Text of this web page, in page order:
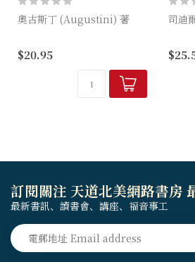
奧古斯丁 (Augustini) 著
教世界的文豪，在他近百種著
述中，以<懺悔錄>最為著名，
傳誦最廣。在基督教文學中，
$20.95
司迪
命裡
訂閱關注 天道北美網路書房
最新書訊、讀書會、講座、福音事工